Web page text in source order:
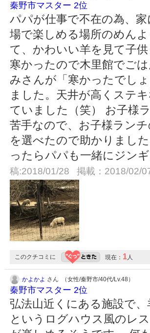
秦野市マスター 2位
パパが仕事で不在の為、
場で楽しめる場所のめん
て、かわいい羊を見て子
寒かったので木里館でご
みさんが「寒かったでし
ました。天井が高くステ
ていました（笑） お子様
苦手なので、お子様ラン
を選べたので助かりまし
ったらパパも一緒にジン
稿:2018/01/28 掲載：2018/02/07
このクチコミに 現在： 1人
かよかよ さん （女性/秦野市/40代/Lv.48）
秦野市マスター 2位
弘法山近くにある施設で
というログハウス風のレ